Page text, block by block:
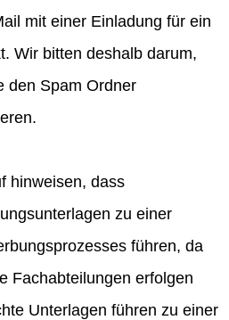
mit einer Einladung für ein
Wir bitten deshalb darum,
den Spam Ordner
hinweisen, dass
zu einer
führen, da
Fachabteilungen erfolgen
Unterlagen führen zu einer